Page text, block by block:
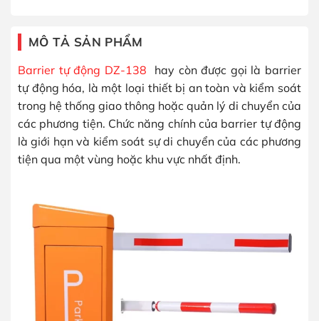
MÔ TẢ SẢN PHẨM
Barrier tự động DZ-138 hay còn được gọi là barrier
tự động hóa, là một loại thiết bị an toàn và kiểm soát
trong hệ thống giao thông hoặc quản lý di chuyển của
các phương tiện. Chức năng chính của barrier tự động
là giới hạn và kiểm soát sự di chuyển của các phương
tiện qua một vùng hoặc khu vực nhất định.